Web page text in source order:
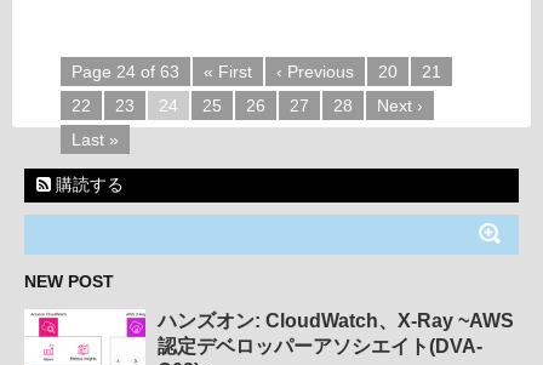
Page 24 of 63 « First ‹ Previous 20
21
22
23 24 25 26 27 28
Next ›
Last »
購読する
NEW POST
ハンズオン: CloudWatch、X-Ray ~AWS
認定デベロッパーアソシエイト(DVA-